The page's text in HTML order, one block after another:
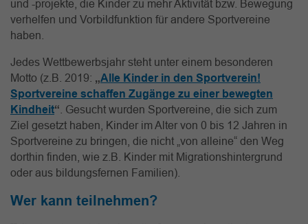
und -projekte, die Kinder zu mehr Aktivität bzw. Bewegung
verhelfen und Vorbildfunktion für andere Sportvereine
haben.
Jedes Wettbewerbsjahr steht unter einem besonderen
Motto (z.B. 2019: „Alle Kinder in den Sportverein!
Sportvereine schaffen Zugänge zu einer bewegten
Kindheit“ . Gesucht wurden Sportvereine, die sich zum
Ziel gesetzt haben, Kinder im Alter von 0 bis 12 Jahren in
Sportvereine zu bringen, die nicht „von alleine“ den Weg
dorthin finden, wie z.B. Kinder mit Migrationshintergrund
oder aus bildungsfernen Familien).
Wer kann teilnehmen?